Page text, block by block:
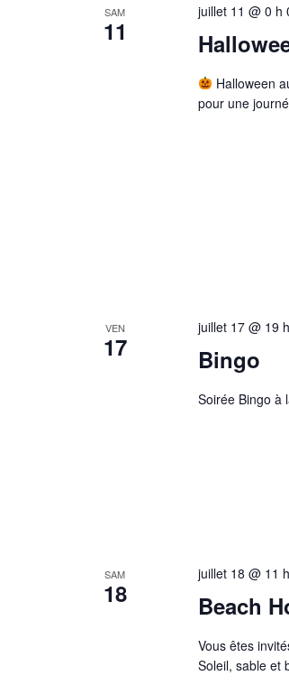
SAM
11
juillet 11 @ 0 h
Halloween
pour une
VEN
17
juillet 17 @ 19
Bingo
Soirée Bingo à
SAM
18
juillet 18 @ 11
Beach
Vous êtes
Soleil, sable et